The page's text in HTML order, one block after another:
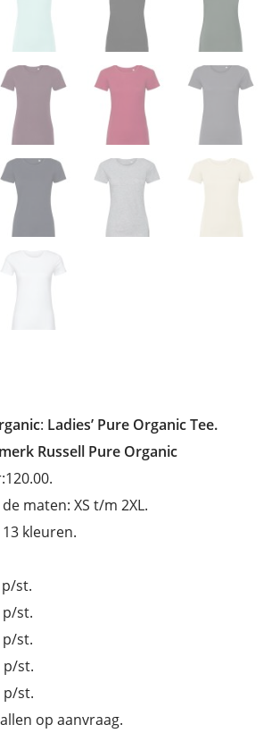
: Ladies’ Pure Organic Tee.
Russell Pure Organic
maten: XS t/m 2XL.
kleuren.
st.
st.
st.
st.
st.
op aanvraag.